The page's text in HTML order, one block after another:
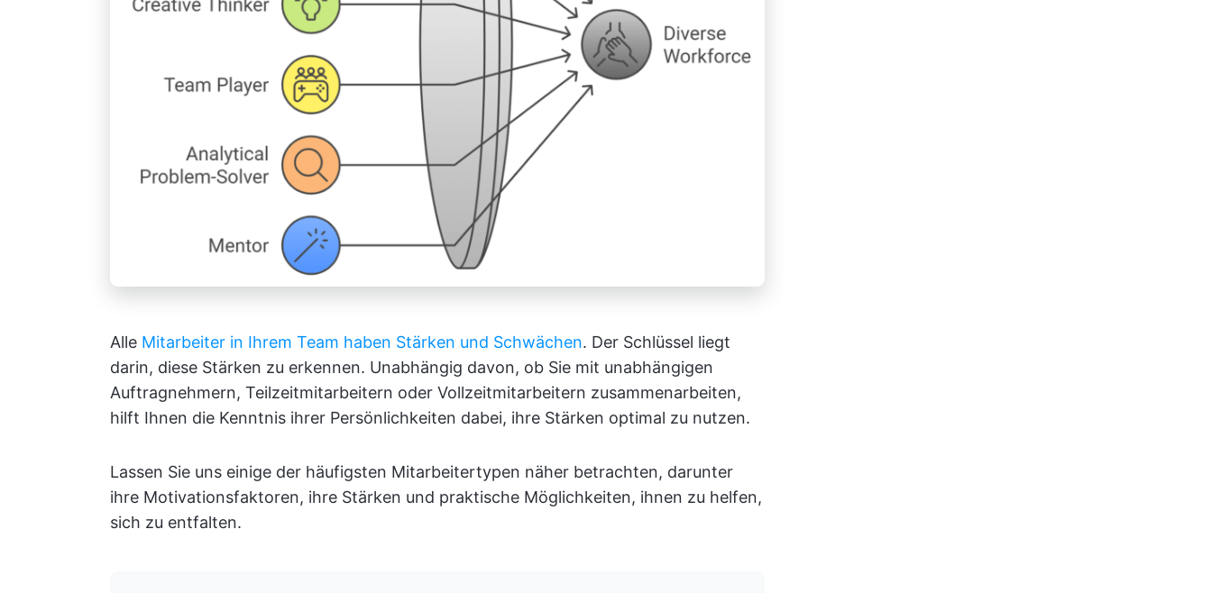
Alle Mitarbeiter in Ihrem Team haben Stärken und Schwächen. Der Schlüssel liegt
darin, diese Stärken zu erkennen. Unabhängig davon, ob Sie mit unabhängigen
Auftragnehmern, Teilzeitmitarbeitern oder Vollzeitmitarbeitern zusammenarbeiten,
hilft Ihnen die Kenntnis ihrer Persönlichkeiten dabei, ihre Stärken optimal zu nutzen.
Lassen Sie uns einige der häufigsten Mitarbeitertypen näher betrachten, darunter
ihre Motivationsfaktoren, ihre Stärken und praktische Möglichkeiten, ihnen zu helfen,
sich zu entfalten.